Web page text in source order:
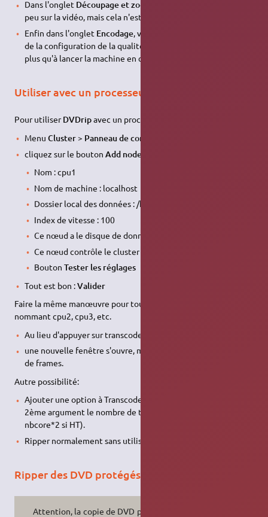
Dans l'onglet Découpage et zoom
peu sur la vidéo, mais cela n'est pas forcément utile,
Enfin dans l'onglet Encodage, vous avez le choix des codecs,
de la configuration de la qualité et/ou taille. Il ne vous reste
plus qu'à lancer la machine en cliquant sur
Utiliser avec un processeur multi-cœur
Pour utiliserDVDripavec un processeur multi-cœur :
Menu Cluster > Panneau de contrôle
cliquez sur le bouton Add node
Nom : cpu1
Nom de machine : localhost
Dossier local des données : /home/$USER/dvdrip-data
Index de vitesse : 100
Ce nœud a le disque de données dvd::rip ? Oui
Ce nœud contrôle le cluster ? Oui
BoutonTester les réglages
Tout est bon :Valider
Faire la même manœuvre pour tous les processeurs en les
nommant cpu2, cpu3, etc.
Au lieu d'appuyer sur transcode faites : ajouter au cluster
une nouvelle fenêtre s'ouvre, mettre 25000 comme nombre
de frames.
Autre possibilité:
Ajouter une option à Transcode, du genre "-u 256,2" avec en
2ème argument le nombre de threads voulus (=nbcore ou
nbcore*2 si HT).
Ripper normalement sans utiliser le mode cluster…
Ripper des DVD protégés
Attention, la copie de DVD protégés,